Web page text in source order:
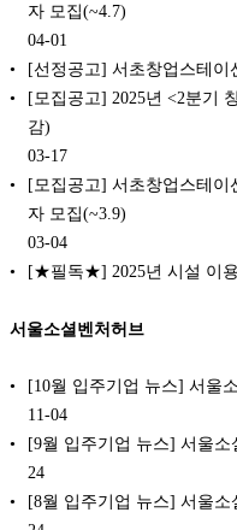
자 모집(~4.7)
04-01
[선정공고] 서초창업스테이
[모집공고] 2025년 <2분기
감)
03-17
[모집공고] 서초창업스테이
자 모집(~3.9)
03-04
[★필독★] 2025년 시설 이
서울소셜벤처허브
[10월 입주기업 뉴스] 서울
11-04
[9월 입주기업 뉴스] 서울
24
[8월 입주기업 뉴스] 서울